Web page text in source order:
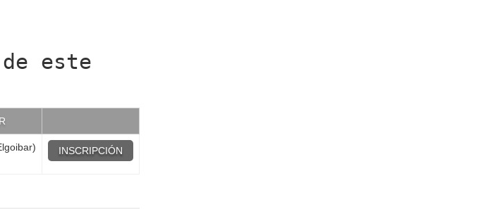
este
INSCRIPCIÓN